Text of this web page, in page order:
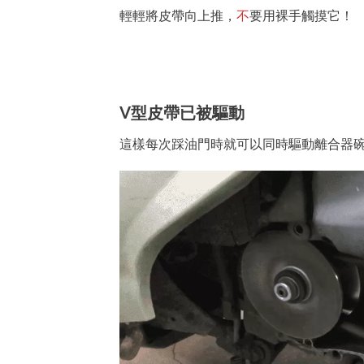
輕輕將皮帶向上推， 不要用裸手觸摸它！
V型皮帶已被驅動
這樣每次踩油門時就可以同時驅動離合器